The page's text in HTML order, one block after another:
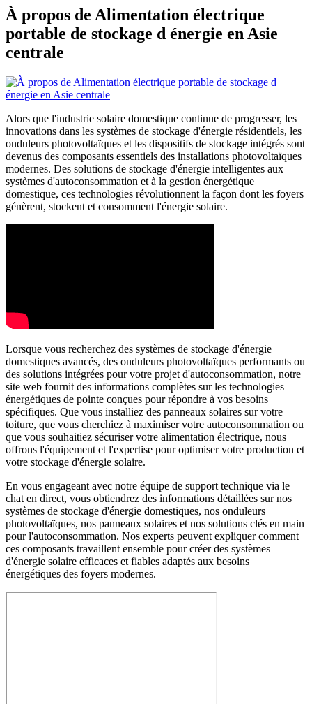
À propos de Alimentation électrique
portable de stockage d énergie en Asie
centrale
Alors que l'industrie solaire domestique continue de progresser, les
innovations dans les systèmes de stockage d'énergie résidentiels, les
onduleurs photovoltaïques et les dispositifs de stockage intégrés sont
devenus des composants essentiels des installations photovoltaïques
modernes. Des solutions de stockage d'énergie intelligentes aux
systèmes d'autoconsommation et à la gestion énergétique
domestique, ces technologies révolutionnent la façon dont les foyers
génèrent, stockent et consomment l'énergie solaire.
Lorsque vous recherchez des systèmes de stockage d'énergie
domestiques avancés, des onduleurs photovoltaïques performants ou
des solutions intégrées pour votre projet d'autoconsommation, notre
site web fournit des informations complètes sur les technologies
énergétiques de pointe conçues pour répondre à vos besoins
spécifiques. Que vous installiez des panneaux solaires sur votre
toiture, que vous cherchiez à maximiser votre autoconsommation ou
que vous souhaitiez sécuriser votre alimentation électrique, nous
offrons l'équipement et l'expertise pour optimiser votre production et
votre stockage d'énergie solaire.
En vous engageant avec notre équipe de support technique via le
chat en direct, vous obtiendrez des informations détaillées sur nos
systèmes de stockage d'énergie domestiques, nos onduleurs
photovoltaïques, nos panneaux solaires et nos solutions clés en main
pour l'autoconsommation. Nos experts peuvent expliquer comment
ces composants travaillent ensemble pour créer des systèmes
d'énergie solaire efficaces et fiables adaptés aux besoins
énergétiques des foyers modernes.